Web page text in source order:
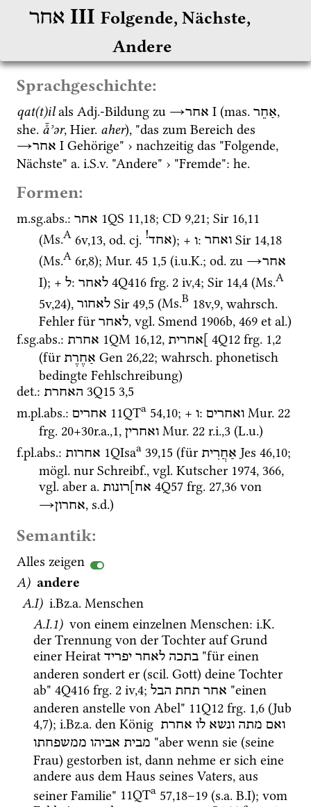
אחר ‎ III Folgende, Nächste,
Andere
Sprachgeschichte:
qat(t)il als Adj.-Bildung zu →אחר ‎ I (mas. אַחֵר
she. å̄ʾər, Hier. aher
→אחר ‎ I Gehörige" › nachzeitig das "Folgende,
Nächste" a. i.S.v. "Andere" › "Fremde": he.
Formen:
m.sg.abs.: אחר 1QS 11,18; CD 9,21; Sir 16,11
(Ms.A 6v,13, od. cj. אחד! ); + ו: ואחר Sir 14,18
(Ms.A 6r,8); Mur. 45 1,5 (i.u.K.; od. zu →אחר
I); + ל: לאחר 4Q416 frg. 2 iv,4; Sir 14,4 (Ms.A
5v,24), לאחור Sir 49,5 (Ms.B 18v,9, wahrsch.
Fehler für לאחר, vgl. Smend 1906b, 469 et al.)
f.sg.abs.: אחרת 1QM 16,12, ]אחרית 4Q12 frg. 1,2
(für אַחֶרֶת Gen 26,22; wahrsch. phonetisch
bedingte Fehlschreibung)
det.: האחרת 3Q15 3,5
m.pl.abs.: אחרים 11QTa 54,10; + ו: ואחרים Mur. 22
frg. 20+30r.a.,1, ואחרין Mur. 22 r.i.,3 (L.u.)
f.pl.abs.: אחרות 1QIsaa 39,15 (für אַחֲרִית Jes 46,10
mögl. nur Schreibf., vgl. Kutscher 1974
vgl. aber a. אח]רונות 4Q57 frg. 27,36
→אחרון, s.d.)
Semantik:
Alles zeigen
A) andere
A.I) i.Bz.a. Menschen
A.I.1) von einem einzelnen Menschen: i.K.
der Trennung von der Tochter auf Grund
einer Heirat
בתכה לאחר יפריד
"für einen
anderen sondert er (scil. Gott) deine Tochter
ab" 4Q416 frg. 2 iv,4; אחר תחת הבל
"einen
anderen anstelle von Abel" 11Q12 frg. 1,6 (Jub
4,7); i.Bz.a. den König ואם מתה ונשא לו אחרת
מבית אביהו ממשפחתו
"aber wenn sie (seine
Frau) gestorben ist, dann nehme er sich eine
andere aus dem Haus seines Vaters, aus
seiner Familie" 11QTa 57,18–19 (s.a. B.I); vom